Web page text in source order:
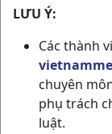
LƯU Ý:
Các thành
chuyên
phụ trách
luật.
toán cho Công
Y Tế VN
Thanh toán
Địa chỉ cửa
Phường 15,